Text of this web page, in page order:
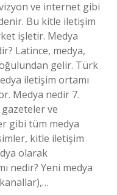
ve internet gibi
Bu kitle iletişim
işletir. Medya
Latince, medya,
gelir. Türk
iletişim ortamı
Medya nedir 7.
gazeteler ve
gibi tüm medya
kitle iletişim
olarak
nedir? Yeni medya